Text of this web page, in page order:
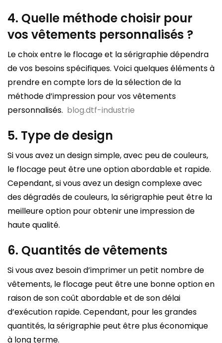
4. Quelle méthode choisir pour
vos vêtements personnalisés ?
Le choix entre le flocage et la sérigraphie dépendra
de vos besoins spécifiques. Voici quelques éléments à
prendre en compte lors de la sélection de la
méthode d’impression pour vos vêtements
personnalisés. blog.dtf-industrie
5. Type de design
Si vous avez un design simple, avec peu de couleurs,
le flocage peut être une option abordable et rapide.
Cependant, si vous avez un design complexe avec
des dégradés de couleurs, la sérigraphie peut être la
meilleure option pour obtenir une impression de
haute qualité.
6. Quantités de vêtements
Si vous avez besoin d’imprimer un petit nombre de
vêtements, le flocage peut être une bonne option en
raison de son coût abordable et de son délai
d’exécution rapide. Cependant, pour les grandes
quantités, la sérigraphie peut être plus économique
à long terme.